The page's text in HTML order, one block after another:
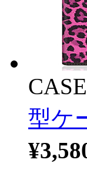
型ケ